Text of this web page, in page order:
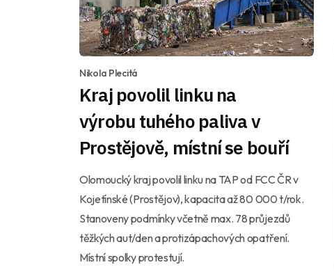
Nikola Plecitá
Kraj povolil linku na
výrobu tuhého paliva v
Prostějově, místní se bouří
Olomoucký kraj povolil linku na TAP od FCC ČR v
Kojetínské (Prostějov), kapacita až 80 000 t/rok.
Stanoveny podmínky včetně max. 78 průjezdů
těžkých aut/den a protizápachových opatření.
Místní spolky protestují.